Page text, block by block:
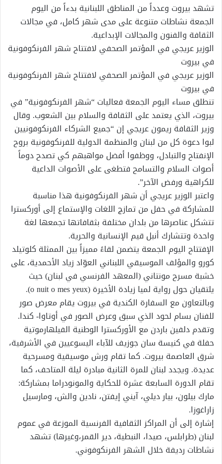
تشهد بيروت وعدداً من المناطق اللبنانية بدءاً من اليوم
الجمعة نشاطات متنوعة على مدى شهر كامل، في مجالات
الثقافة والفنون والمجالات الإبداعية.
الوزير عريجي في المؤتمر الصحفي لافتتاح شهر الفرنكوفونية
في بيروت
الوزير عريجي في المؤتمر الصحفي لافتتاح شهر الفرنكوفونية
في بيروت
تنطلق مساء اليوم الجمعة فعاليات “شهر الفرنكوفونية” في
بيروت، الذي يعتمد على الثقافة والسلام بين الشعوب. وقال
وزير الثقافة ريمون عريجي إن “جميع الشركاء الفرنكوفونيين
لبوا دعوة كل من لبنان والمنظمة الدولية للفرنكوفونية بروح
الإنفتاح والتبادل، ووظفوا أفضل مواهبهم كي تصدح دوماً
أصوات السلام والتسامح فتطغى على الأصوات الداعية
للكراهية ورفض الآخر”.
واعتبر الوزير عريجي أن شهر الفرنكوفونية هذا مناسبة
للمشاركة في حفل من تمازج اللغات والإستماع إلى أوركسترا
تتشكل عناصرها من بلدان مختلفة بثقافاتها تجمعها لغة
واحدة وتتشارك أنبل قيم الإنسانية والحرية.
الإفتتاح اليوم الجمعة يتضمن لقاءً مميزاً بين الممثلة كلوتيلد
كورو والمؤلف الموسيقي اللبناني العوّاد زياد الأحمدية، على
خشبة مسرح مونتاني (المعهد الفرنسي في لبنان) حيث
يلتقيان حول رواية لميا زيادة الأخيرة (o nuit o mes yeux).
وبالتعاون مع السفارة الكندية في بيروت يقام معرض صور
للفنان بسام لحود الذي سبق وعرض الصور في أوتاوا- كندا.
وتقدم دلفين باردن مع الأوركسترا الوطنية الفيلهارموتية
حفلة في كنيسة سان جوزيف للآباء اليسوعيين في الأشرفية،
شرق العاصمة بيروت. كما تقام ورش موسيقية ومسرحية
عديدة. ويجدد لبنان للمرة الثانية مبادرة ليلة المتاحف، كما
تقام الدورة السابعة عشرة للحكاية والمونودراما بمشاركة:
مارك بيلون، بيار ديلي، آيني إيفتن، نادين والش، ومارسيل
زاراغوزا.
إشارة إلى أن المراكز الثقافية الفرنسية الموزعة في عموم
لبنان (طرابلس، صيدا، النبطية، دير القمر،وغيرها) تشهد
نشاطات رديفة خلال الشهر الفرنكوفوني.